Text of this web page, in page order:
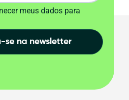
meus dados para
se na newsletter